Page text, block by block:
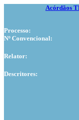
Acórdãos
Processo:
Nº Convencional:
Relator:
Descritores: